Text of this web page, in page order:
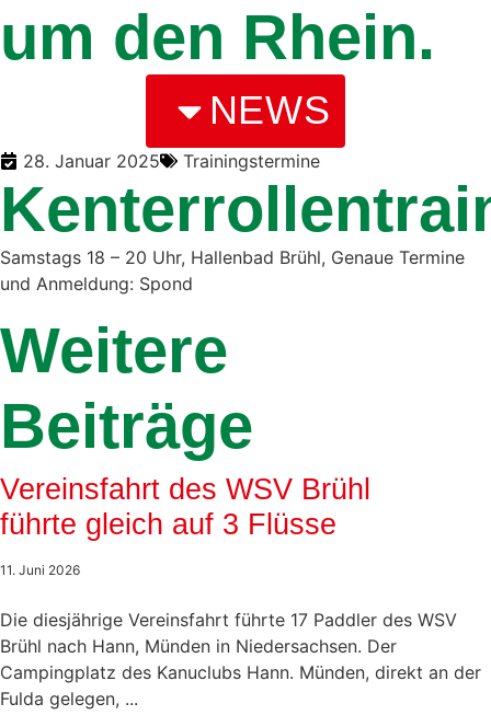
um den Rhein.
NEWS
28. Januar 2025 Trainingstermine
Samstags 18 – 20 Uhr, Hallenbad Brühl, Genaue Termine
und Anmeldung: Spond
Weitere
Beiträge
Tourenberichte
Vereinsfahrt des WSV Brühl
führte gleich auf 3 Flüsse
11. Juni 2026
Die diesjährige Vereinsfahrt führte 17 Paddler des WSV
Brühl nach Hann, Münden in Niedersachsen. Der
Campingplatz des Kanuclubs Hann. Münden, direkt an der
Fulda gelegen, ...